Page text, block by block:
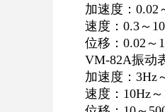
加速度：0.02
速度：0.3～
位移：0.02～
VM-82A振动
加速度：3Hz
速度：10Hz